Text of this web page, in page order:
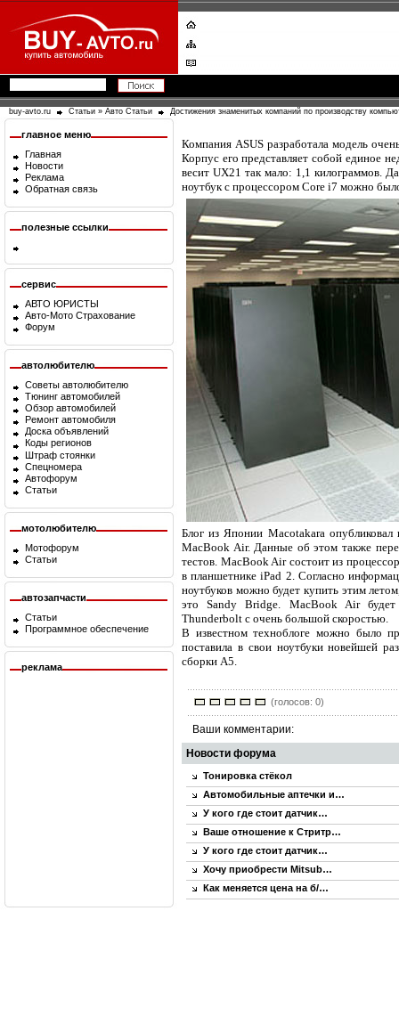
buy-avto.ru Статьи » Авто Статьи Достижения знаменитых компаний по производству
главное меню
Главная
Новости
Реклама
Обратная связь
полезные ссылки
сервис
АВТО ЮРИСТЫ
Авто-Мото Страхование
Форум
автолюбителю
Советы автолюбителю
Тюнинг автомобилей
Обзор автомобилей
Ремонт автомобиля
Доска объявлений
Коды регионов
Штраф стоянки
Спецномера
Автофорум
Статьи
мотолюбителю
Мотофорум
Статьи
автозапчасти
Статьи
Программное обеспечение
реклама
Компания ASUS разработала модель
Корпус его представляет собой единое
весит UX21 так мало: 1,1 килограммов.
ноутбук с процессором Core i7 можно
Блог из Японии Macotakara
MacBook Air. Данные об этом также
тестов. MacBook Air состоит из
в планшетнике iPad 2. Согласно
ноутбуков можно будет купить этим
это Sandy Bridge. MacBook Air будет
Thunderbolt с очень большой скоростью.
В известном техноблоге можно было
поставила в свои ноутбуки новейшей
сборки А5.
(голосов: 0)
Ваши комментарии:
Новости форума
Тонировка стёкол
Автомобильные аптечки и…
У кого где стоит датчик…
Ваше отношение к Стритр…
У кого где стоит датчик…
Хочу приобрести Mitsub…
Как меняется цена на б/…